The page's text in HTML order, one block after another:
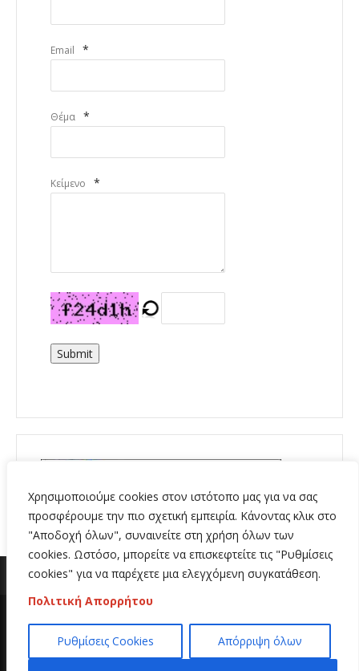
Χρησιμοποιούμε cookies στον ιστότοπο μας για να σας
προσφέρουμε την πιο σχετική εμπειρία. Κάνοντας κλικ στο
"Αποδοχή όλων", συναινείτε στη χρήση όλων των
cookies. Ωστόσο, μπορείτε να επισκεφτείτε τις "Ρυθμίσεις
cookies" για να παρέχετε μια ελεγχόμενη συγκατάθεση.
Πολιτική Απορρήτου
Ρυθμίσεις Cookies Απόρριψη όλων
Email *
Θέμα *
Κείμενο *
Submit
Copyright 2020 | All Rights Reserved | Κατασκευή
ιστοσελίδων
Hi Web